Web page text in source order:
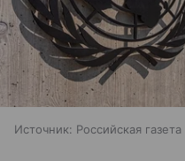
Источник: Российская газета